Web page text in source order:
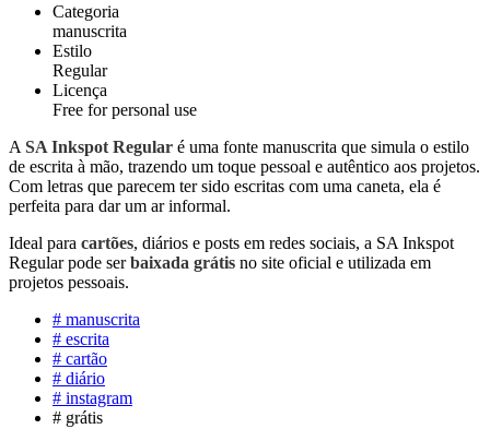
Categoria
manuscrita
Estilo
Regular
Licença
Free for personal use
A SA Inkspot Regular é uma fonte manuscrita que simula o estilo
de escrita à mão, trazendo um toque pessoal e autêntico aos projetos.
Com letras que parecem ter sido escritas com uma caneta, ela é
perfeita para dar um ar informal.
Ideal para cartões, diários e posts em redes sociais, a SA Inkspot
Regular pode serbaixada grátis no site oficial e utilizada em
projetos pessoais.
# manuscrita
# escrita
# cartão
# diário
# instagram
# grátis